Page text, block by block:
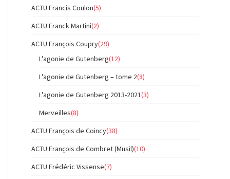
ACTU Francis Coulon(5)
ACTU Franck Martini(2)
ACTU François Coupry(29)
L'agonie de Gutenberg(12)
L'agonie de Gutenberg – tome 2(8)
L'agonie de Gutenberg 2013-2021(3)
Merveilles(8)
ACTU François de Coincy(38)
ACTU François de Combret (Musil)(10)
ACTU Frédéric Vissense(7)